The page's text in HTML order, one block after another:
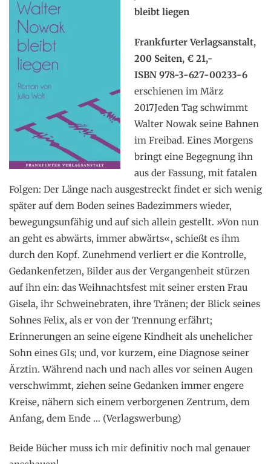
bleibt liegen
Frankfurter Verlagsanstalt,
200 Seiten, € 21,-
ISBN 978-3-627-00233-6
erschienen im März
2017Jeden Tag schwimmt
Walter Nowak seine Bahnen
im Freibad. Eines Morgens
bringt eine Begegnung ihn
aus der Fassung, mit fatalen
Folgen: Der Länge nach ausgestreckt findet er sich wenig
später auf dem Boden seines Badezimmers wieder,
bewegungsunfähig und auf sich allein gestellt. »Von nun
an geht es abwärts, immer abwärts«, schießt es ihm
durch den Kopf. Zunehmend verliert er die Kontrolle,
Gedankenfetzen, Bilder aus der Vergangenheit stürzen
auf ihn ein: das Weihnachtsfest mit seiner ersten Frau
Gisela, ihr Schweinebraten, ihre Tränen; der Blick seines
Sohnes Felix, als er von der Trennung erfährt;
Erinnerungen an seine eigene Kindheit als unehelicher
Sohn eines GIs; und, vor kurzem, eine Diagnose seiner
Ärztin. Während nach und nach alles vor seinen Augen
verschwimmt, ziehen seine Gedanken immer engere
Kreise, nähern sich einem verborgenen Zentrum, dem
Anfang, dem Ende … (Verlagswerbung)
Beide Bücher muss ich mir definitiv noch mal genauer